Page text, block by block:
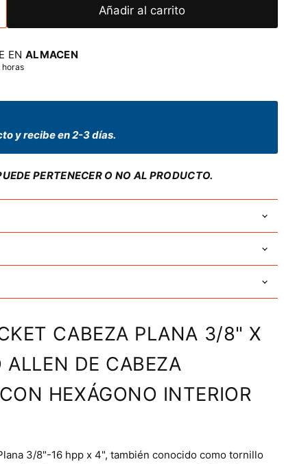
Añadir al carrito
EN ALMACEN
horas
y recibe en 2-3 días.
PERTENECER O NO AL PRODUCTO.
CABEZA PLANA 3/8" X
DE CABEZA
HEXÁGONO INTERIOR
3/8"-16 hpp x 4", también conocido como tornillo